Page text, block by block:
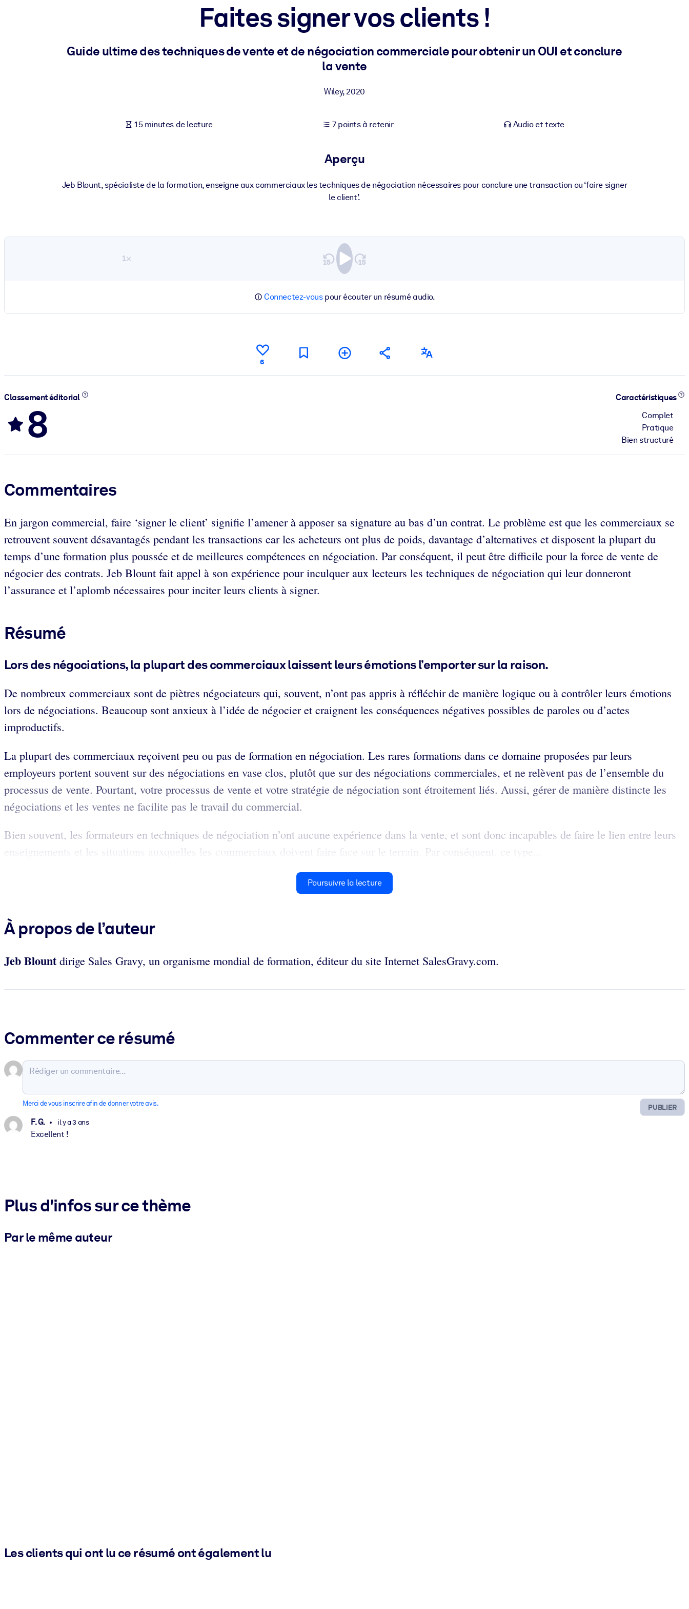
Pour bibliothèques d'entreprise
Faites signer vos clients !
Guide ultime des techniques de vente et de négociation commerciale pour obtenir un OUI et conclure
la vente
Wiley,2020
15 minutes de lecture 7 points à retenir Audio et texte
Aperçu
Jeb Blount, spécialiste de la formation, enseigne aux commerciaux les techniques de négociation nécessaires pour conclure une transaction ou ‘faire signer
le client’.
1×
Connectez-vouspour écouter un résumé audio.
6
Classement éditorial
8
Caractéristiques
Complet
Pratique
Bien structuré
Commentaires
En jargon commercial, faire ‘signer le client’ signifie l’amener à apposer sa signature au bas d’un contrat. Le problème est que les commerciaux se
retrouvent souvent désavantagés pendant les transactions car les acheteurs ont plus de poids, davantage d’alternatives et disposent la plupart du
temps d’une formation plus poussée et de meilleures compétences en négociation. Par conséquent, il peut être difficile pour la force de vente de
négocier des contrats. Jeb Blount fait appel à son expérience pour inculquer aux lecteurs les techniques de négociation qui leur donneront
l’assurance et l’aplomb nécessaires pour inciter leurs clients à signer.
Résumé
Lors des négociations, la plupart des commerciaux laissent leurs émotions l’emporter sur la raison.
De nombreux commerciaux sont de piètres négociateurs qui, souvent, n’ont pas appris à réfléchir de manière logique ou à contrôler leurs émotions
lors de négociations. Beaucoup sont anxieux à l’idée de négocier et craignent les conséquences négatives possibles de paroles ou d’actes
improductifs.
La plupart des commerciaux reçoivent peu ou pas de formation en négociation. Les rares formations dans ce domaine proposées par leurs
employeurs portent souvent sur des négociations en vase clos, plutôt que sur des négociations commerciales, et ne relèvent pas de l’ensemble du
processus de vente. Pourtant, votre processus de vente et votre stratégie de négociation sont étroitement liés. Aussi, gérer de manière distincte les
négociations et les ventes ne facilite pas le travail du commercial.
Bien souvent, les formateurs en techniques de négociation n’ont aucune expérience dans la vente, et sont donc incapables de faire le lien entre leurs
enseignements et les situations auxquelles les commerciaux doivent faire face sur le terrain. Par conséquent, ce type...
Poursuivre la lecture
À propos de l’auteur
Jeb Blountdirige Sales Gravy, un organisme mondial de formation, éditeur du site Internet SalesGravy.com.
Commenter ce résumé
PUBLIER
Merci de vous inscrire afin de donner votre avis.
F. G. il y a 3 ans
Excellent !
Plus d'infos sur ce thème
Par le même auteur
Les clients qui ont lu ce résumé ont également lu